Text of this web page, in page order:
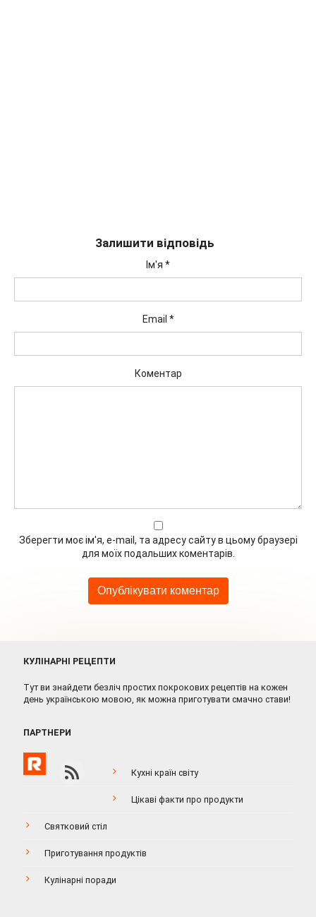
Залишити відповідь
Ім'я *
Email *
Коментар
Зберегти моє ім'я, e-mail, та адресу сайту в цьому браузері
для моїх подальших коментарів.
КУЛІНАРНІ РЕЦЕПТИ
Тут ви знайдети безліч простих покрокових рецептів на кожен
день українською мовою, як можна приготувати смачно стави!
ПАРТНЕРИ
Кухні країн світу
Цікаві факти про продукти
Святковий стіл
Приготування продуктів
Кулінарні поради